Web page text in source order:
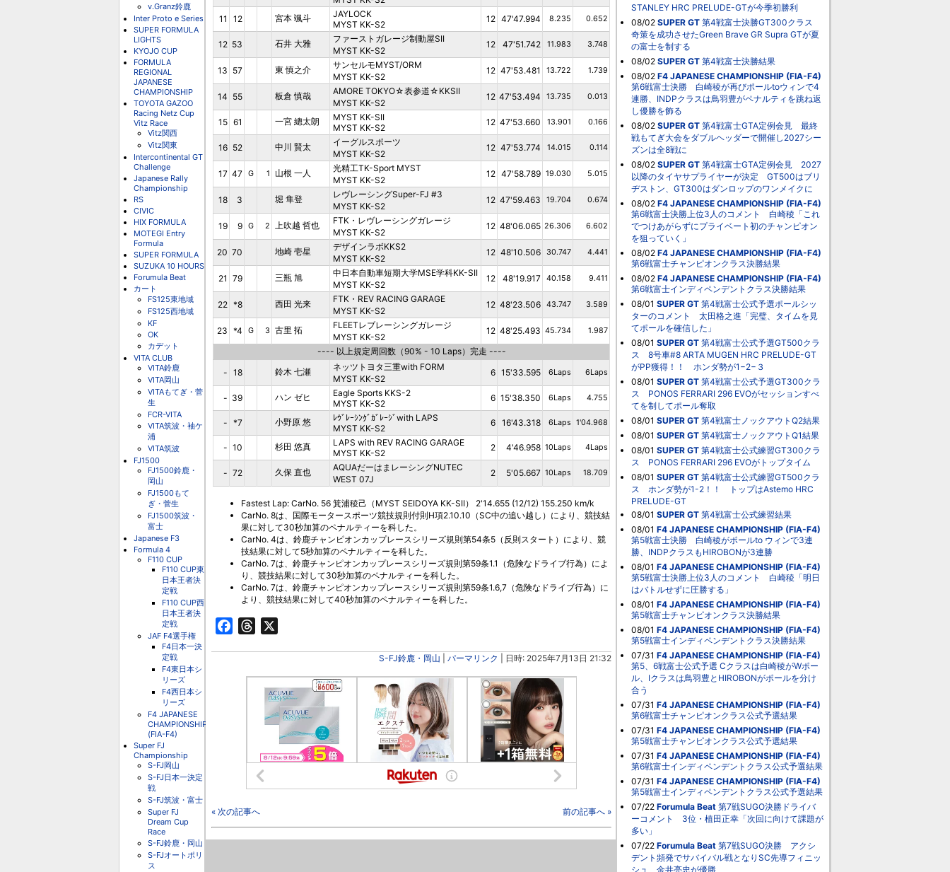
v.Granz鈴鹿
Inter Proto e Series
SUPER FORMULA
LIGHTS
KYOJO CUP
FORMULA
REGIONAL
JAPANESE
CHAMPIONSHIP
TOYOTA GAZOO
Racing Netz Cup
Vitz Race
Vitz関西
Vitz関東
Intercontinental GT
Challenge
Japanese Rally
Championship
RS
CIVIC
HIX FORMULA
MOTEGI Entry
Formula
SUPER FORMULA
SUZUKA 10 HOURS
Forumula Beat
カート
FS125東地域
FS125西地域
KF
OK
カデット
VITA CLUB
VITA鈴鹿
VITA岡山
VITAもてぎ・菅
生
FCR-VITA
VITA筑波・袖ケ
浦
VITA筑波
FJ1500
FJ1500鈴鹿・
岡山
FJ1500もて
ぎ・菅生
FJ1500筑波・
富士
Japanese F3
Formula 4
F110 CUP
F110 CUP東
日本王者決
定戦
F110 CUP西
日本王者決
定戦
JAF F4選手権
F4日本一決
定戦
F4東日本シ
リーズ
F4西日本シ
リーズ
F4 JAPANESE
CHAMPIONSHIP
(FIA-F4)
Super FJ
Championship
S-FJ岡山
S-FJ日本一決定
戦
S-FJ筑波・富士
Super FJ
Dream Cup
Race
S-FJ鈴鹿・岡山
S-FJオートポリ
ス
11 12 宮本 颯斗
JAYLOCK
MYST KK-S2
12 47'47.994 8.235 0.652
12 53 石井 大雅
ファーストガレージ制動屋SII
MYST KK-S2
12 47'51.742 11.983 3.748
13 57 東 慎之介
サンセルモMYST/ORM
MYST KK-S2
12 47'53.481 13.722 1.739
14 55 板倉 慎哉
AMORE TOKYO☆表参道☆KKSII
MYST KK-S2
12 47'53.494 13.735 0.013
15 61 一宮 總太朗
MYST KK-SII
MYST KK-S2
12 47'53.660 13.901 0.166
16 52 中川 賢太
イーグルスポーツ
MYST KK-S2
12 47'53.774 14.015 0.114
17 47 G 1 山根 一人
光精工TK-Sport MYST
MYST KK-S2
12 47'58.789 19.030 5.015
18 3 堀 隼登
レヴレーシングSuper-FJ #3
MYST KK-S2
12 47'59.463 19.704 0.674
19 9 G 2 上吹越 哲也
FTK・レヴレーシングガレージ
MYST KK-S2
12 48'06.065 26.306 6.602
20 70 地崎 壱星
デザインラボKKS2
MYST KK-S2
12 48'10.506 30.747 4.441
21 79 三瓶 旭
中日本自動車短期大学MSE学科KK-SII
MYST KK-S2
12 48'19.917 40.158 9.411
22 *8 西田 光来
FTK・REV RACING GARAGE
MYST KK-S2
12 48'23.506 43.747 3.589
23 *4 G 3 古里 拓
FLEETレブレーシングガレージ
MYST KK-S2
12 48'25.493 45.734 1.987
---- 以上規定周回数（90% - 10 Laps）完走 ----
- 18 鈴木 七瀬
ネッツトヨタ三重with FORM
MYST KK-S2
6 15'33.595 6Laps 6Laps
- 39 ハン ゼヒ
Eagle Sports KKS-2
MYST KK-S2
6 15'38.350 6Laps 4.755
- *7 小野原 悠
ﾚｳﾞﾚｰｼﾝｸﾞｶﾞﾚｰｼﾞwith LAPS
MYST KK-S2
6 16'43.318 6Laps 1'04.968
- 10 杉田 悠真
LAPS with REV RACING GARAGE
MYST KK-S2
2 4'46.958 10Laps 4Laps
- 72 久保 直也
AQUAだーはまレーシングNUTEC
WEST 07J
2 5'05.667 10Laps 18.709
Fastest Lap: CarNo. 56 箕浦稜己（MYST SEIDOYA KK-SII） 2'14.655 (12/12) 155.250 km/k
CarNo. 8は、国際モータースポーツ競技規則付則H項2.10.10（SC中の追い越し）により、競技結
果に対して30秒加算のペナルティーを科した。
CarNo. 4は、鈴鹿チャンピオンカップレースシリーズ規則第54条5（反則スタート）により、競
技結果に対して5秒加算のペナルティーを科した。
CarNo. 7は、鈴鹿チャンピオンカップレースシリーズ規則第59条1.1（危険なドライブ行為）によ
り、競技結果に対して30秒加算のペナルティーを科した。
CarNo. 7は、鈴鹿チャンピオンカップレースシリーズ規則第59条1.6,7（危険なドライブ行為）に
より、競技結果に対して40秒加算のペナルティーを科した。
Facebook
Threads
S-FJ鈴鹿・岡山 パーマリンク | 日時: 2025年7月13日 21:32
« 次の記事へ 前の記事へ »
STANLEY HRC PRELUDE-GTが今季初勝利
08/02 SUPER GT 第4戦富士決勝GT300クラス
奇策を成功させたGreen Brave GR Supra GTが夏
の富士を制する
08/02 SUPER GT 第4戦富士決勝結果
08/02 F4 JAPANESE CHAMPIONSHIP (FIA-F4)
第6戦富士決勝 白崎稜が再びポールtoウィンで4
連勝、INDPクラスは鳥羽豊がペナルティを跳ね返
し優勝を飾る
08/02 SUPER GT 第4戦富士GTA定例会見 最終
戦もてぎ大会をダブルヘッダーで開催し2027シー
ズンは全8戦に
08/02 SUPER GT 第4戦富士GTA定例会見 2027
以降のタイヤサプライヤーが決定 GT500はブリ
ヂストン、GT300はダンロップのワンメイクに
08/02 F4 JAPANESE CHAMPIONSHIP (FIA-F4)
第6戦富士決勝上位3人のコメント 白崎稜「これ
でつけあがらずにプライベート初のチャンピオン
を狙っていく」
08/02 F4 JAPANESE CHAMPIONSHIP (FIA-F4)
第6戦富士チャンピオンクラス決勝結果
08/02 F4 JAPANESE CHAMPIONSHIP (FIA-F4)
第6戦富士インディペンデントクラス決勝結果
08/01 SUPER GT 第4戦富士公式予選ポールシッ
ターのコメント 太田格之進「完璧、タイムを見
てポールを確信した」
08/01 SUPER GT 第4戦富士公式予選GT500クラ
ス 8号車#8 ARTA MUGEN HRC PRELUDE-GT
がPP獲得！！ ホンダ勢が1−2−３
08/01 SUPER GT 第4戦富士公式予選GT300クラ
ス PONOS FERRARI 296 EVOがセッションすべ
てを制してポール奪取
08/01 SUPER GT 第4戦富士ノックアウトQ2結果
08/01 SUPER GT 第4戦富士ノックアウトQ1結果
08/01 SUPER GT 第4戦富士公式練習GT300クラ
ス PONOS FERRARI 296 EVOがトップタイム
08/01 SUPER GT 第4戦富士公式練習GT500クラ
ス ホンダ勢が1-2！！ トップはAstemo HRC
PRELUDE-GT
08/01 SUPER GT 第4戦富士公式練習結果
08/01 F4 JAPANESE CHAMPIONSHIP (FIA-F4)
第5戦富士決勝 白崎稜がポールto ウィンで3連
勝、INDPクラスもHIROBONが3連勝
08/01 F4 JAPANESE CHAMPIONSHIP (FIA-F4)
第5戦富士決勝上位3人のコメント 白崎稜「明日
はバトルせずに圧勝する」
08/01 F4 JAPANESE CHAMPIONSHIP (FIA-F4)
第5戦富士チャンピオンクラス決勝結果
08/01 F4 JAPANESE CHAMPIONSHIP (FIA-F4)
第5戦富士インディペンデントクラス決勝結果
07/31 F4 JAPANESE CHAMPIONSHIP (FIA-F4)
第5、6戦富士公式予選 Cクラスは白崎稜がWポー
ル、Iクラスは鳥羽豊とHIROBONがポールを分け
合う
07/31 F4 JAPANESE CHAMPIONSHIP (FIA-F4)
第6戦富士チャンピオンクラス公式予選結果
07/31 F4 JAPANESE CHAMPIONSHIP (FIA-F4)
第5戦富士チャンピオンクラス公式予選結果
07/31 F4 JAPANESE CHAMPIONSHIP (FIA-F4)
第6戦富士インディペンデントクラス公式予選結果
07/31 F4 JAPANESE CHAMPIONSHIP (FIA-F4)
第5戦富士インディペンデントクラス公式予選結果
07/22 Forumula Beat 第7戦SUGO決勝ドライバ
ーコメント 3位・植田正幸「次回に向けて課題が
多い」
07/22 Forumula Beat 第7戦SUGO決勝 アクシ
デント頻発でサバイバル戦となりSC先導フィニッ
シュ、金井亮忠が優勝